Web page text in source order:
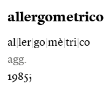
allergometrico
al ler go mè tri co
agg.
1985;